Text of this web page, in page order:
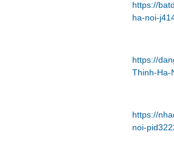
https://
ha-noi-
https://
Thinh-Ha-
https://
noi-